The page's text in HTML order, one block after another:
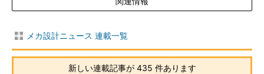
メカ設計ニュース 連載一覧
新しい連載記事が 435 件あります